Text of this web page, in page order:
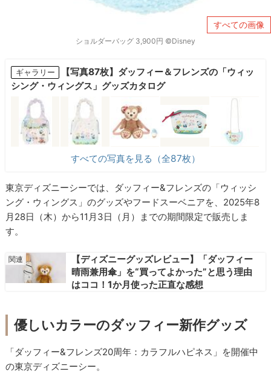
すべての画像
ショルダーバッグ 3,900円 ©Disney
ギャラリー
【写真87枚】ダッフィー＆フレンズの「ウィッ
シング・ウィングス」グッズカタログ
すべての写真を見る（全87枚）
東京ディズニーシーでは、ダッフィー&フレンズの「ウィッシ
ング・ウィングス」のグッズやフードスーベニアを、2025年8
月28日（木）から11月3日（月）までの期間限定で販売しま
す。
【ディズニーグッズレビュー】「ダッフィー
晴雨兼用傘」を“買ってよかった”と思う理由
はココ！1か月使った正直な感想
優しいカラーのダッフィー新作グッズ
「ダッフィー&フレンズ20周年：カラフルハピネス」を開催中
の東京ディズニーシー。